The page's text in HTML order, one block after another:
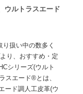
ウルトラスエード
り扱い中の数多く
り、おすすめ・定
シリーズ(ウルト
スエード®とは、
ード調人工皮革(ウ